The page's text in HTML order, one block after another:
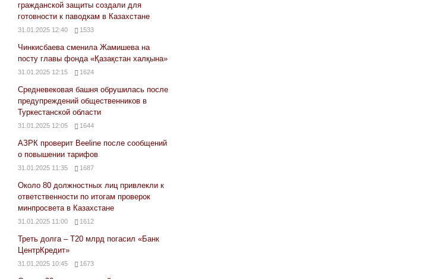
гражданской защиты создали для
готовности к паводкам в Казахстане
31.01.2025 12:40 1533
Чинкисбаева сменила Жамишева на
посту главы фонда «Қазақстан халқына»
31.01.2025 12:15 1624
Средневековая башня обрушилась после
предупреждений общественников в
Туркестанской области
31.01.2025 12:05 1644
АЗРК проверит Beeline после сообщений
о повышении тарифов
31.01.2025 11:35 1687
Около 80 должностных лиц привлекли к
ответственности по итогам проверок
минпросвета в Казахстане
31.01.2025 11:00 1612
Треть долга – Т20 млрд погасил «Банк
ЦентрКредит»
31.01.2025 10:45 1673